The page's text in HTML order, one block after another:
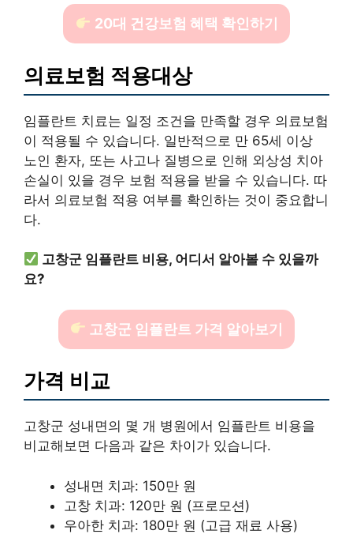
20대 건강보험 혜택 확인하기
의료보험 적용대상
임플란트 치료는 일정 조건을 만족할 경우 의료보험
이 적용될 수 있습니다. 일반적으로 만 65세 이상
노인 환자, 또는 사고나 질병으로 인해 외상성 치아
손실이 있을 경우 보험 적용을 받을 수 있습니다. 따
라서 의료보험 적용 여부를 확인하는 것이 중요합니
다.
고창군 임플란트 비용, 어디서 알아볼 수 있을까
요?
고창군 임플란트 가격 알아보기
가격 비교
고창군 성내면의 몇 개 병원에서 임플란트 비용을
비교해보면 다음과 같은 차이가 있습니다.
성내면 치과: 150만 원
고창 치과: 120만 원 (프로모션)
우아한 치과: 180만 원 (고급 재료 사용)